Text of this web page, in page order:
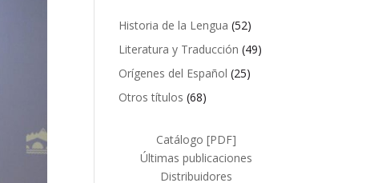
Historia de la Lengua 5252
productos
Literatura y Traducción 4949
Orígenes del Español 2525
Otros títulos 6868
Catálogo [PDF]
Últimas publicaciones
Distribuidores